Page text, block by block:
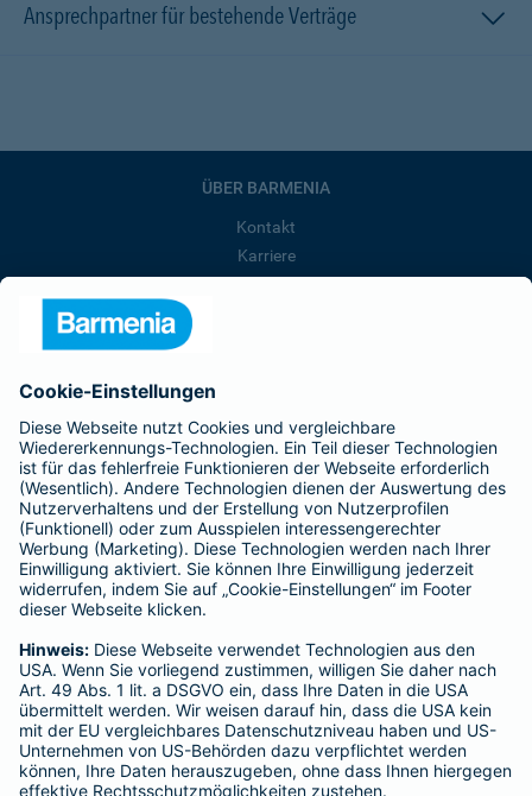
Ansprechpartner für bestehende Verträge
ÜBER BARMENIA
Kontakt
Karriere
Barmenia ist Teil der BarmeniaGothaer
BELIEBTE SEITEN
Kranken-Zusatzversicherung
Tierversicherungen
Haftpflichtversicherung
Hausratversicherung
Adresse ändern
Schaden melden
Kilometerstandsmeldung
Serviceübersicht